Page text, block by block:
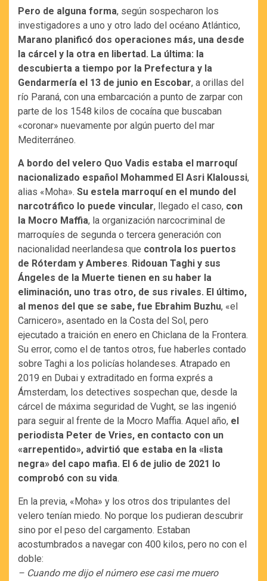
Pero de alguna forma, según sospecharon los
investigadores a uno y otro lado del océano Atlántico,
Marano planificó dos operaciones más, una desde
la cárcel y la otra en libertad. La última: la
descubierta a tiempo por la Prefectura y la
Gendarmería el 13 de junio en Escobar, a orillas del
río Paraná, con una embarcación a punto de zarpar con
parte de los 1548 kilos de cocaína que buscaban
«coronar» nuevamente por algún puerto del mar
Mediterráneo.
A bordo del velero Quo Vadis estaba el marroquí
nacionalizado español Mohammed El Asri Klaloussi,
alias «Moha». Su estela marroquí en el mundo del
narcotráfico lo puede vincular, llegado el caso, con
la Mocro Maffia, la organización narcocriminal de
marroquíes de segunda o tercera generación con
nacionalidad neerlandesa que controla los puertos
de Róterdam y Amberes. Ridouan Taghi y sus
Ángeles de la Muerte tienen en su haber la
eliminación, uno tras otro, de sus rivales. El último,
al menos del que se sabe, fue Ebrahim Buzhu, «el
Carnicero», asentado en la Costa del Sol, pero
ejecutado a traición en enero en Chiclana de la Frontera.
Su error, como el de tantos otros, fue haberles contado
sobre Taghi a los policías holandeses. Atrapado en
2019 en Dubai y extraditado en forma exprés a
Ámsterdam, los detectives sospechan que, desde la
cárcel de máxima seguridad de Vught, se las ingenió
para seguir al frente de la Mocro Maffia. Aquel año, el
periodista Peter de Vries, en contacto con un
«arrepentido», advirtió que estaba en la «lista
negra» del capo mafia. El 6 de julio de 2021 lo
comprobó con su vida.
En la previa, «Moha» y los otros dos tripulantes del
velero tenían miedo. No porque los pudieran descubrir
sino por el peso del cargamento. Estaban
acostumbrados a navegar con 400 kilos, pero no con el
doble:
– Cuando me dijo el número ese casi me muero